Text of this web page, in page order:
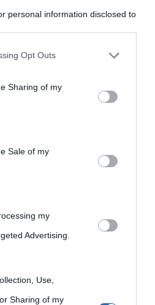
personal information disclosed to
out.
parties on the IAB’s list of
disclosed by us to third parties
Participants that may further
app uses one or more Google
store information including but
behaviour. You may click to
and its third-party tags to
purposes in below Google
Opt Outs
Sharing of my
Sale of my
my
Advertising.
Use,
Sharing of my